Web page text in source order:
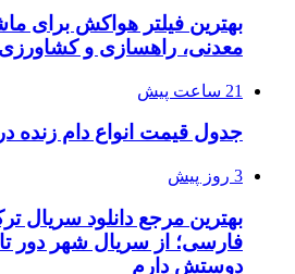
بهترین فیلتر هواکش برای
معدنی، راهسازی و کشاورزی
21 ساعت پیش
جدول قیمت انواع دام زنده
3 روز پیش
بهترین مرجع دانلود سریال
فارسی؛ از سریال شهر دور
دوستش دارم